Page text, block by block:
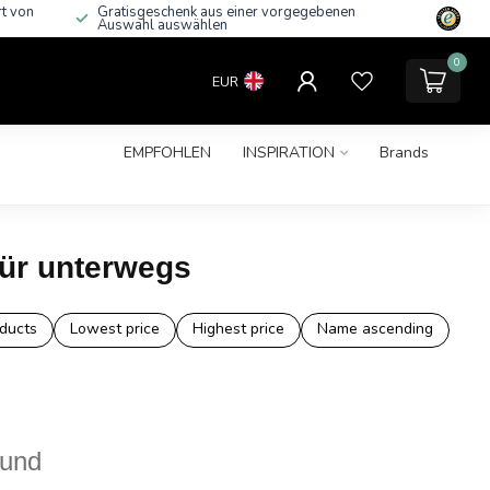
von Gratisgeschenk aus einer vorgegebenen
Auswahl auswählen
EUR
0
EMPFOHLEN INSPIRATION
Brands
unterwegs
Lowest price Highest price
Name ascending